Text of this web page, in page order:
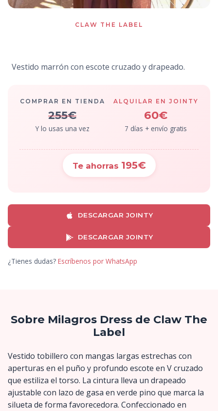
CLAW THE LABEL
Vestido marrón con escote cruzado y drapeado.
COMPRAR EN TIENDA
255€
Y lo usas una vez
ALQUILAR EN JOINTY
60€
7 días + envío gratis
Te ahorras 195€
DESCARGAR JOINTY
DESCARGAR JOINTY
¿Tienes dudas? Escríbenos por WhatsApp
Sobre Milagros Dress de Claw The
Label
Vestido tobillero con mangas largas estrechas con
aperturas en el puño y profundo escote en V cruzado
que estiliza el torso. La cintura lleva un drapeado
ajustable con lazo de gasa en verde pino que marca la
silueta de forma favorecedora. Confeccionado en